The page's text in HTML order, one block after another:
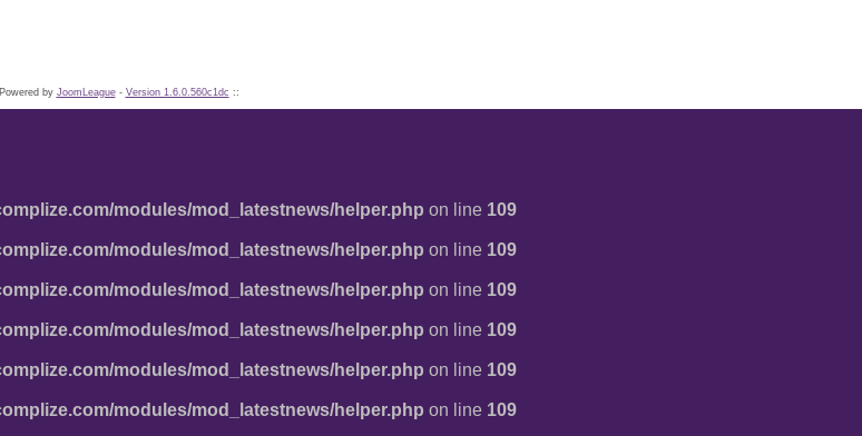
by JoomLeague- Version 1.6.0.560c1dc ::
modules/mod_latestnews/helper.php on line 109
modules/mod_latestnews/helper.php on line 109
modules/mod_latestnews/helper.php on line 109
modules/mod_latestnews/helper.php on line 109
modules/mod_latestnews/helper.php on line 109
modules/mod_latestnews/helper.php on line 109